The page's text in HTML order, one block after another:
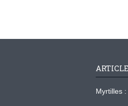
Myrtilles